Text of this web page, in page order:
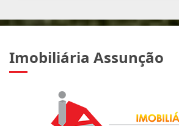
Imobiliária Assunção